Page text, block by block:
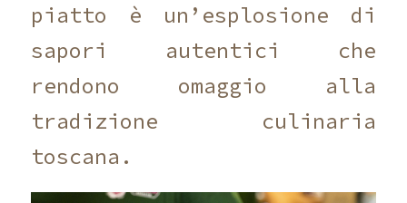
piatto è un’esplosione di
sapori autentici che
rendono omaggio alla
tradizione culinaria
toscana.